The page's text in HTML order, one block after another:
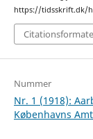
https://tidsskrift.dk/
Nummer
Nr. 1 (1918):
Københavns